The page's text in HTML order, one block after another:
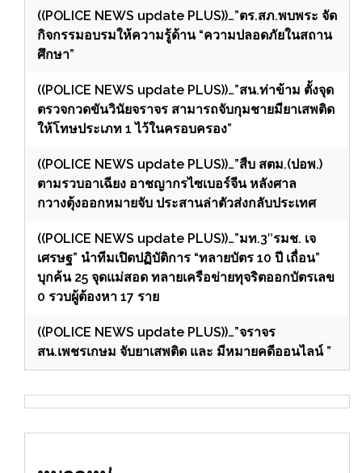
((POLICE NEWS update PLUS))…”ตร.สภ.พบพระ จัด
กิจกรรมอบรมให้ความรู้ด้าน “ความปลอดภัยในสถาน
ศึกษา”
((POLICE NEWS update PLUS))…”สน.ท่าข้าม ตั้งจุด
ตรวจกวดขันวินัยจราจร สามารถจับกุมชายมียาเสพติด
ให้โทษประเภท 1 ไว้ในครอบครอง”
((POLICE NEWS update PLUS))…”สืบ สตม.(ปอพ.)
ตามรวบอาเฉียง อาชญากรไซเบอร์จีน หลังศาล
กวางตุ้งออกหมายจับ ประสานล่าตัวส่งกลับประเทศ
((POLICE NEWS update PLUS))…”มท.3″รมช. เจ
เศรษฐ” นำทีมเปิดปฏิบัติการ “ทลายบัตร 10 ปี เถื่อน”
บุกค้น 25 จุดแม่สอด ทลายเครือข่ายทุจริตออกบัตรเลข
0 รวบผู้ต้องหา 17 ราย
((POLICE NEWS update PLUS))…”จราจร
สน.เพชรเกษม จับยาเสพติด และ มีหมายคดีออนไลน์ ”